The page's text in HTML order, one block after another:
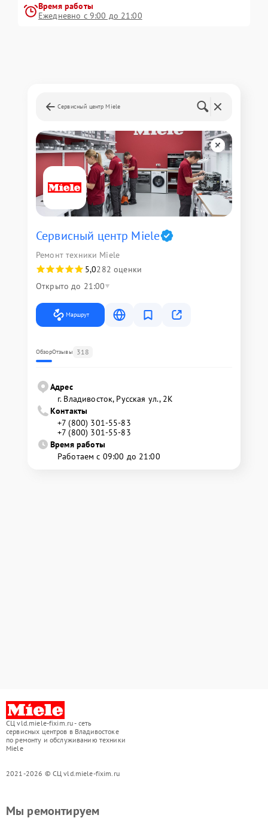
Время работы
Ежедневно с 9:00 до 21:00
Сервисный центр Miele
Сервисный центр Miele
Ремонт техники Miele
5,0282 оценки
Открыто до 21:00
Маршрут
ОбзорОтзывы 318
Адрес
г. Владивосток, Русская ул., 2К
Контакты
+7 (800) 301-55-83
+7 (800) 301-55-83
Время работы
Работаем с 09:00 до 21:00
СЦ vld.miele-fixim.ru - сеть
сервисных центров в Владивостоке
по ремонту и обслуживанию техники
Miele
2021-2026 © СЦ vld.miele-fixim.ru
Мы ремонтируем